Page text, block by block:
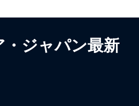
・ジャパン最新